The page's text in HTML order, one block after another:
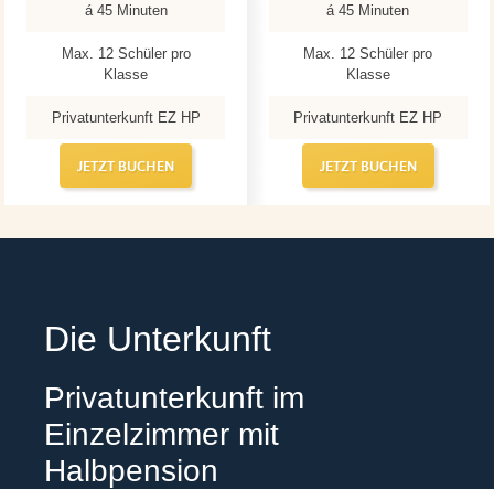
á 45 Minuten
Max. 12 Schüler pro
Klasse
Privatunterkunft EZ HP
JETZT BUCHEN
á 45 Minuten
Max. 12 Schüler pro
Klasse
Privatunterkunft EZ HP
JETZT BUCHEN
Die Unterkunft
Privatunterkunft im
Einzelzimmer mit
Halbpension